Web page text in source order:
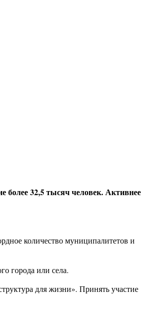
более 32,5 тысяч человек. Активнее
количество муниципалитетов и
города или села.
для жизни». Принять участие